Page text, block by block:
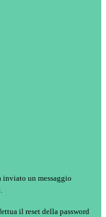
inviato un messaggio
il reset della password